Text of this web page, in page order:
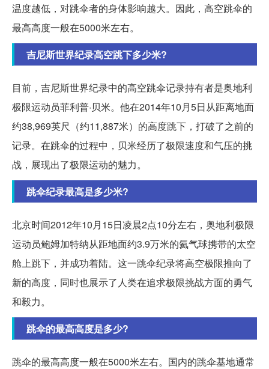
温度越低，对跳伞者的身体影响越大。因此，高空跳伞的
最高高度一般在5000米左右。
吉尼斯世界纪录高空跳下多少米?
目前，吉尼斯世界纪录中的高空跳伞记录持有者是奥地利
极限运动员菲利普·贝米。他在2014年10月5日从距离地面
约38,969英尺（约11,887米）的高度跳下，打破了之前的
记录。在跳伞的过程中，贝米经历了极限速度和气压的挑
战，展现出了极限运动的魅力。
跳伞纪录最高是多少米?
北京时间2012年10月15日凌晨2点10分左右，奥地利极限
运动员鲍姆加特纳从距地面约3.9万米的氦气球携带的太空
舱上跳下，并成功着陆。这一跳伞纪录将高空极限推向了
新的高度，同时也展示了人类在追求极限挑战方面的勇气
和毅力。
跳伞的最高高度是多少?
跳伞的最高高度一般在5000米左右。国内的跳伞基地通常